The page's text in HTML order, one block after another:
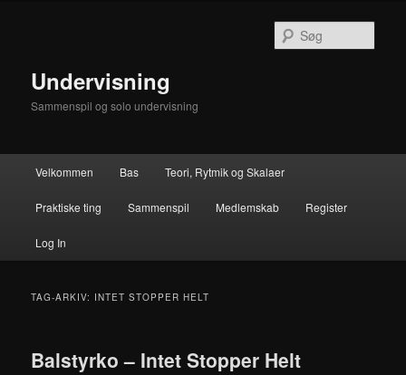
Undervisning
Sammenspil og solo undervisning
Velkommen Bas Teori, Rytmik og Skalaer
Praktiske ting Sammenspil Medlemskab Register
Log In
TAG-ARKIV: INTET STOPPER HELT
Balstyrko – Intet Stopper Helt